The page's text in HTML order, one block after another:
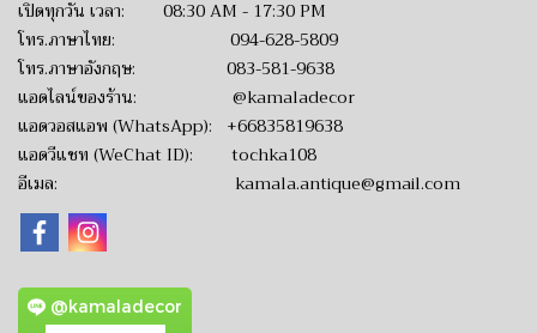
เปิดทุกวัน เวลา: 08:30 AM - 17:30 PM
โทร.ภาษาไทย: 094-628-5809
โทร.ภาษาอังกฤษ: 083-581-9638
แอดไลน์ของร้าน: @kamaladecor
แอดวอสแอพ (WhatsApp): +66835819638
แอดวีแชท (WeChat ID): tochka108
อีเมล: kamala.antique@gmail.com
@kamaladecor